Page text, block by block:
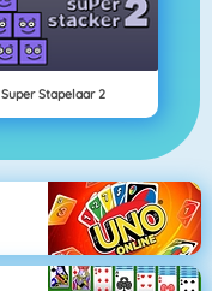
Super Stapelaar 2